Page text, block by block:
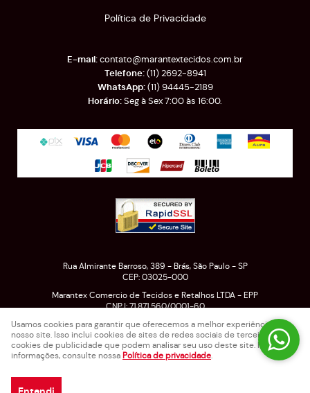
Política de Privacidade
(11)2692-8941
(11)94445-2189
Seg à Sex 7:00 às 16:00.
contato@marantextecidos.com.br
Rua Almirante Barroso, 389 - Brás, São Paulo- SP
CEP: 03025-000
Marantex Comercio de Tecidos e Retalhos LTDA - EPP
CNPJ: 71.871.560/0001-60
LOJA VIRTUAL CRIADA POR
Usamos cookies para garantir que oferecemos a melhor experiência em
nosso site. Isso inclui cookies de sites de redes sociais de terceiros e
cookies de publicidade que podem analisar seu uso deste site. Para mais
informações, consulte nossa Política de privacidade.